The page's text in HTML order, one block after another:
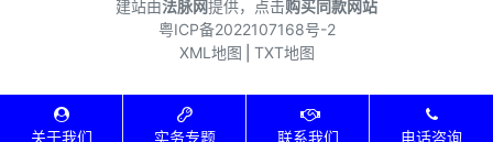
建站由法脉网提供，点击购买同款网站
粤ICP备2022107168号-2
XML地图
TXT地图
关于我们 实务专题 联系我们 电话咨询